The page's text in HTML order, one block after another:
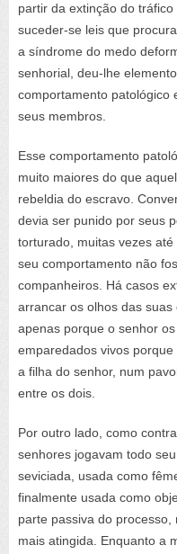
partir da extinção do
suceder-se leis que
a síndrome do medo
senhorial, deu-lhe
comportamento patológico
seus membros.
Esse comportamento
muito maiores do que
rebeldia do escravo.
devia ser punido por seus
torturado, muitas vezes
seu comportamento não
companheiros. Há casos
arrancar os olhos das
apenas porque o senhor
emparedados vivos
a filha do senhor, num
entre os dois.
Por outro lado, como
senhores jogavam todo
seviciada, usada como
finalmente usada como
parte passiva do
mais atingida. Enquanto a